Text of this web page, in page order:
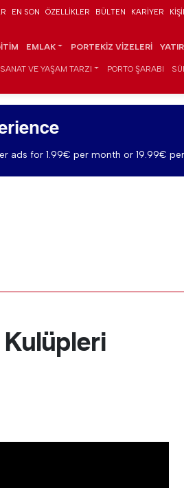
EN SON ÖZELLIKLER BÜLTEN KARIYER
EMLAK PORTEKIZ VIZELERI
SANAT VE YAŞAM TARZI PORTO ŞARABI
ads for 1.99€ per month or 19.99€